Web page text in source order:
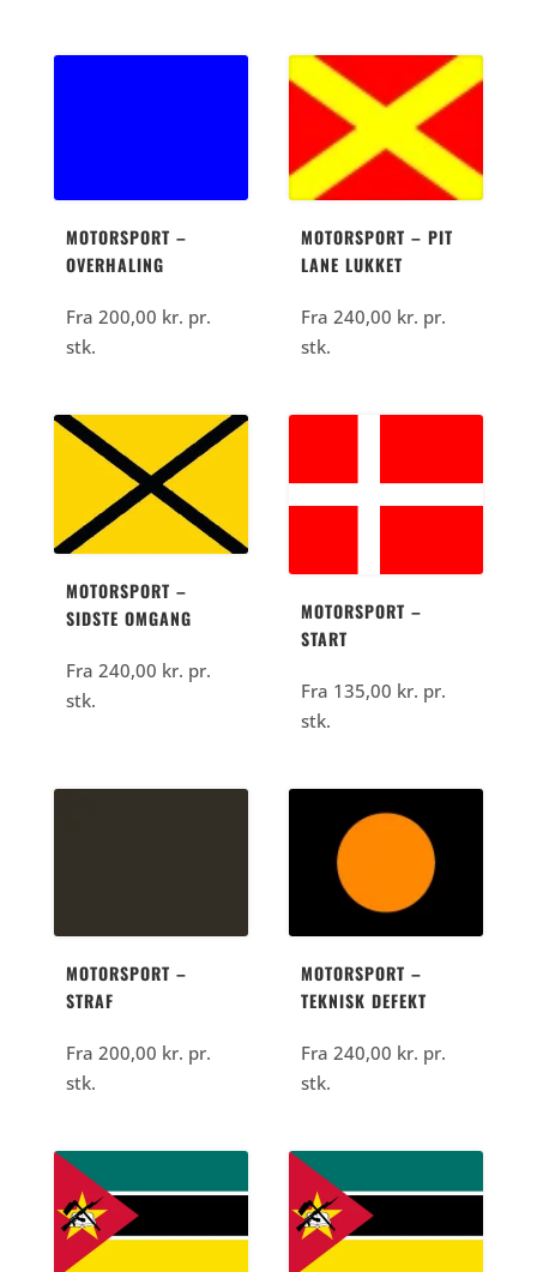
MOTORSPORT –
OVERHALING
Fra 200,00 kr. pr.
stk.
MOTORSPORT – PIT
LANE LUKKET
Fra 240,00 kr. pr.
stk.
MOTORSPORT –
SIDSTE OMGANG
Fra 240,00 kr. pr.
stk.
MOTORSPORT –
START
Fra 135,00 kr. pr.
stk.
MOTORSPORT –
STRAF
Fra 200,00 kr. pr.
stk.
MOTORSPORT –
TEKNISK DEFEKT
Fra 240,00 kr. pr.
stk.